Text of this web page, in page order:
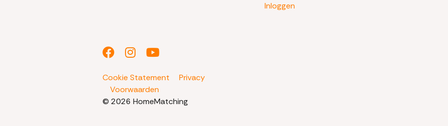
Cookie Statement
Privacy
Voorwaarden
© 2026 HomeMatching
Inloggen